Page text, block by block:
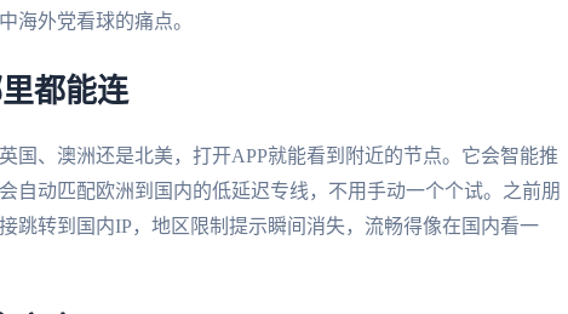
海外党看球的痛点。
都能连
国、澳洲还是北美，打开APP就能看到附近的节点。它会智能推
自动匹配欧洲到国内的低延迟专线，不用手动一个个试。之前朋
跳转到国内IP，地区限制提示瞬间消失，流畅得像在国内看一